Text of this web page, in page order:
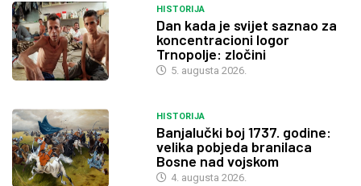
HISTORIJA
Dan kada je svijet saznao za
koncentracioni logor
Trnopolje: zločini
5. augusta 2026.
HISTORIJA
Banjalučki boj 1737. godine:
velika pobjeda branilaca
Bosne nad vojskom
4. augusta 2026.